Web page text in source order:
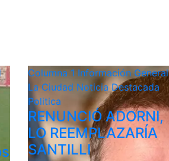
Columna 1 Información General
La Ciudad Noticia Destacada
Politica
RENUNCIÓ ADORNI,
LO REEMPLAZARÍA
SANTILLI